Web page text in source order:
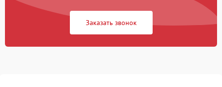
Заказать звонок